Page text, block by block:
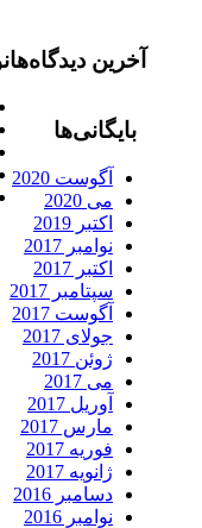
آخرین دیدگاه‌ها
بایگانی‌ها
آگوست 2020
می 2020
اکتبر 2019
نوامبر 2017
اکتبر 2017
سپتامبر 2017
آگوست 2017
جولای 2017
ژوئن 2017
می 2017
آوریل 2017
مارس 2017
فوریه 2017
ژانویه 2017
دسامبر 2016
نوامبر 2016